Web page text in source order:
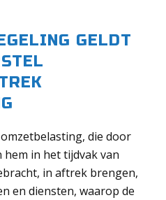
GELDT
die door
in het tijdvak van
in aftrek brengen,
en diensten, waarop de